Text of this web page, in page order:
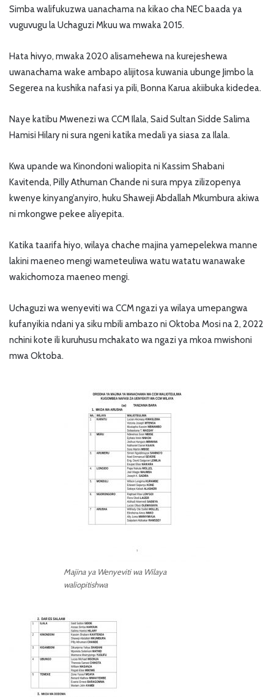
Simba walifukuzwa uanachama na kikao cha NEC baada ya
vuguvugu la Uchaguzi Mkuu wa mwaka 2015.
Hata hivyo, mwaka 2020 alisamehewa na kurejeshewa
uwanachama wake ambapo alijitosa kuwania ubunge Jimbo la
Segerea na kushika nafasi ya pili, Bonna Karua akiibuka kidedea.
Naye katibu Mwenezi wa CCM Ilala, Said Sultan Sidde Salima
Hamisi Hilary ni sura ngeni katika medali ya siasa za Ilala.
Kwa upande wa Kinondoni waliopita ni Kassim Shabani
Kavitenda, Pilly Athuman Chande ni sura mpya zilizopenya
kwenye kinyang’anyiro, huku Shaweji Abdallah Mkumbura akiwa
ni mkongwe pekee aliyepita.
Katika taarifa hiyo, wilaya chache majina yamepelekwa manne
lakini maeneo mengi wameteuliwa watu watatu wanawake
wakichomoza maeneo mengi.
Uchaguzi wa wenyeviti wa CCM ngazi ya wilaya umepangwa
kufanyikia ndani ya siku mbili ambazo ni Oktoba Mosi na 2, 2022
nchini kote ili kuruhusu mchakato wa ngazi ya mkoa mwishoni
mwa Oktoba.
Majina ya Wenyeviti wa Wilaya
waliopitishwa